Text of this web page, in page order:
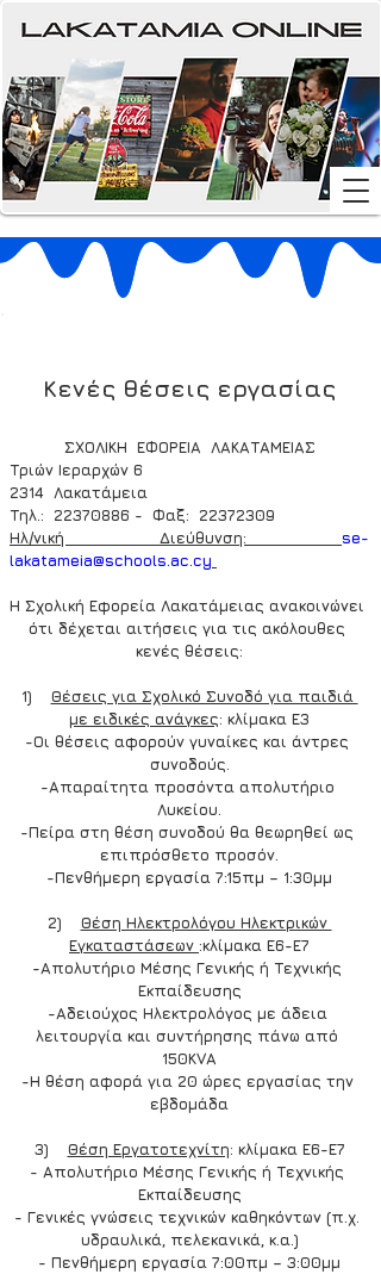
Κενές θέσεις εργασίας
ΣΧΟΛΙΚΗ  ΕΦΟΡΕΙΑ  ΛΑΚΑΤΑΜΕΙΑΣ
Τριών Ιεραρχών 6
2314  Λακατάμεια
Τηλ.:  22370886 -  Φαξ:  22372309
Ηλ/νική Διεύθυνση: se-
lakatameia@schools.ac.cy
Η Σχολική Εφορεία Λακατάμειας ανακοινώνει
ότι δέχεται αιτήσεις για τις ακόλουθες
κενές θέσεις:
1) Θέσεις για Σχολικό Συνοδό για παιδιά
με ειδικές ανάγκες: κλίμακα Ε3
-Οι θέσεις αφορούν γυναίκες και άντρες
συνοδούς.
-Απαραίτητα προσόντα απολυτήριο
Λυκείου.
-Πείρα στη θέση συνοδού θα θεωρηθεί ως
επιπρόσθετο προσόν.
-Πενθήμερη εργασία 7:15πμ – 1:30μμ
2) Θέση Ηλεκτρολόγου Ηλεκτρικών
Εγκαταστάσεων :κλίμακα Ε6-Ε7
-Απολυτήριο Μέσης Γενικής ή Τεχνικής
Εκπαίδευσης
-Αδειούχος Ηλεκτρολόγος με άδεια
λειτουργία και συντήρησης πάνω από
150KVA
-Η θέση αφορά για 20 ώρες εργασίας την
εβδομάδα
3) Θέση Εργατοτεχνίτη: κλίμακα Ε6-Ε7
- Απολυτήριο Μέσης Γενικής ή Τεχνικής
Εκπαίδευσης
- Γενικές γνώσεις τεχνικών καθηκόντων (π.χ.
υδραυλικά, πελεκανικά, κ.α.)
- Πενθήμερη εργασία 7:00πμ – 3:00μμ